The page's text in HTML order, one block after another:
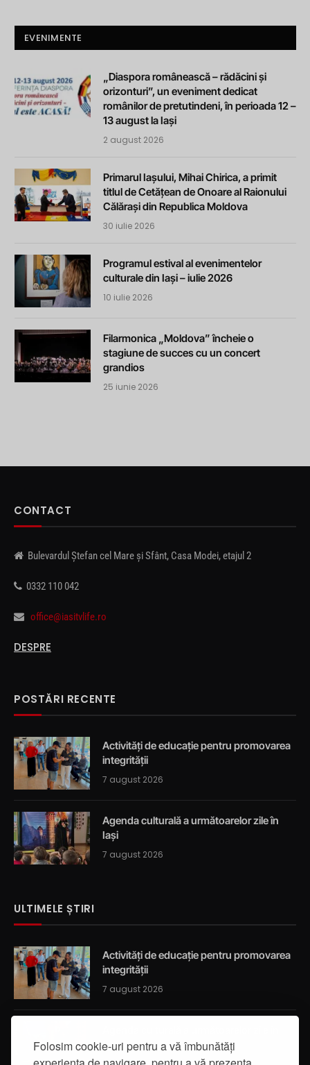
Folosim cookie-uri pentru a vă îmbunătăți
EVENIMENTE
„Diaspora românească – rădăcini și
orizonturi”, un eveniment dedicat
românilor de pretutindeni, în perioada 12 –
13 august la Iași
2 august 2026
Primarul Iașului, Mihai Chirica, a primit
titlul de Cetățean de Onoare al Raionului
Călărași din Republica Moldova
30 iulie 2026
Programul estival al evenimentelor
culturale din Iași – iulie 2026
10 iulie 2026
Filarmonica „Moldova” încheie o
stagiune de succes cu un concert
grandios
25 iunie 2026
CONTACT
Bulevardul Ștefan cel Mare și Sfânt, Casa Modei, etajul 2
0332 110 042
office@iasitvlife.ro
DESPRE
POSTĂRI RECENTE
Activități de educație pentru promovarea
integrității
7 august 2026
Agenda culturală a următoarelor zile în
Iași
7 august 2026
ULTIMELE ȘTIRI
Activități de educație pentru promovarea
integrității
7 august 2026
Iași